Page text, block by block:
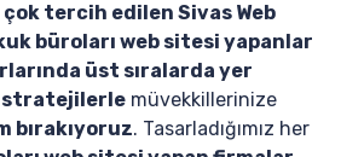
çok tercih edilen Sivas Web
büroları web sitesi yapanlar
üst sıralarda yer
stratejilerle müvekkillerinize
bırakıyoruz. Tasarladığımız her